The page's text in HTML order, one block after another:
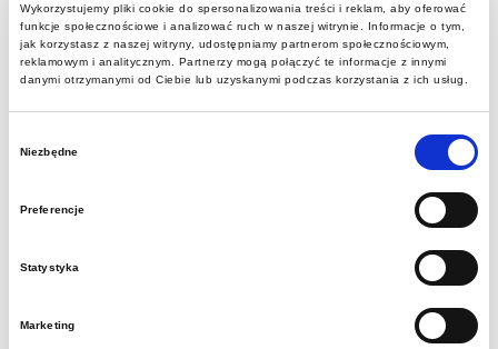
Wykorzystujemy pliki cookie do spersonalizowania treści i reklam, aby oferować
funkcje społecznościowe i analizować ruch w naszej witrynie. Informacje o tym,
jak korzystasz z naszej witryny, udostępniamy partnerom społecznościowym,
reklamowym i analitycznym. Partnerzy mogą połączyć te informacje z innymi
danymi otrzymanymi od Ciebie lub uzyskanymi podczas korzystania z ich usług.
Niezbędne
Preferencje
Statystyka
Marketing